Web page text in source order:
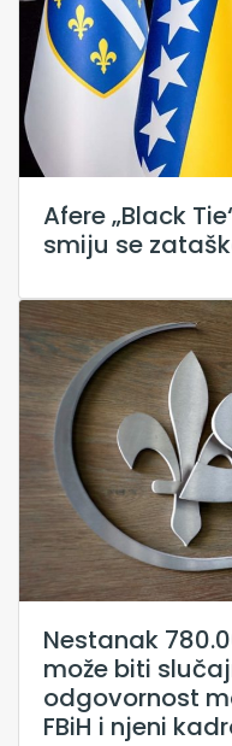
Afere „Black
smiju se
Nestanak
može biti
odgovornost
FBiH i njeni